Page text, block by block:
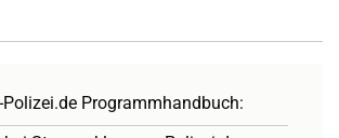
Programmhandbuch: